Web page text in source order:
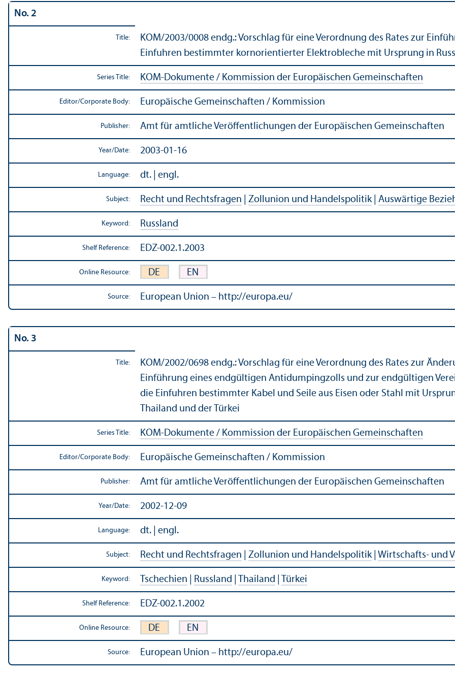
No. 2
Title: KOM/2003/0008 endg.: Vorschlag für eine Verordnung des Rates zur
Einfuhren bestimmter kornorientierter Elektrobleche mit Ursprung in
Series Title: KOM-Dokumente / Kommission der Europäischen Gemeinschaften
Editor/Corporate Body: Europäische Gemeinschaften / Kommission
Publisher: Amt für amtliche Veröffentlichungen der Europäischen Gemeinschaften
Year/Date: 2003-01-16
Language: dt. | engl.
Subject: Recht und Rechtsfragen Zollunion und Handelspolitik| Auswärtige
Keyword: Russland
Shelf Reference: EDZ-002.1.2003
Online Resource: DE EN
Source: European Union – http://europa.eu/
No. 3
Title: KOM/2002/0698 endg.: Vorschlag für eine Verordnung des Rates zur
Einführung eines endgültigen Antidumpingzolls und zur endgültigen
die Einfuhren bestimmter Kabel und Seile aus Eisen oder Stahl mit
Thailand und der Türkei
Series Title: KOM-Dokumente / Kommission der Europäischen Gemeinschaften
Editor/Corporate Body: Europäische Gemeinschaften / Kommission
Publisher: Amt für amtliche Veröffentlichungen der Europäischen Gemeinschaften
Year/Date: 2002-12-09
Language: dt. | engl.
Subject: Recht und Rechtsfragen Zollunion und Handelspolitik| Wirtschafts- und
Keyword: Tschechien Russland Thailand Türkei
Shelf Reference: EDZ-002.1.2002
Online Resource: DE EN
Source: European Union – http://europa.eu/